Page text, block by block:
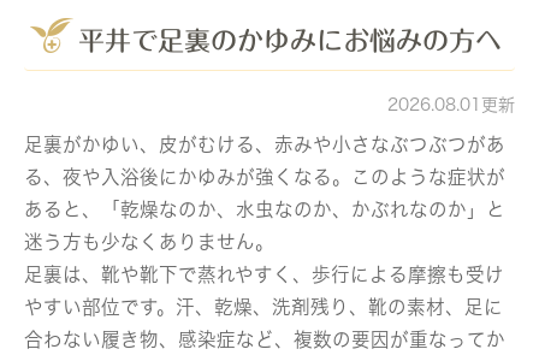
平井で足裏のかゆみにお悩みの方へ
2026.08.01更新
足裏がかゆい、皮がむける、赤みや小さなぶつぶつがあ
る、夜や入浴後にかゆみが強くなる。このような症状が
あると、「乾燥なのか、水虫なのか、かぶれなのか」と
迷う方も少なくありません。
足裏は、靴や靴下で蒸れやすく、歩行による摩擦も受け
やすい部位です。汗、乾燥、洗剤残り、靴の素材、足に
合わない履き物、感染症など、複数の要因が重なってか